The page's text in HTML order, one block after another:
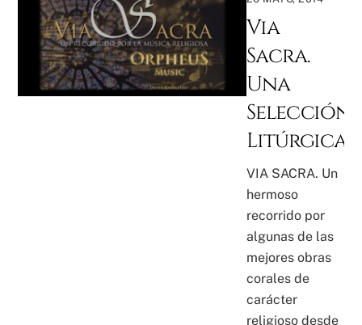
Via
Sacra.
Una
Selección
Litúrgica
VIA SACRA. Un
hermoso
recorrido por
algunas de las
mejores obras
corales de
carácter
religioso desde